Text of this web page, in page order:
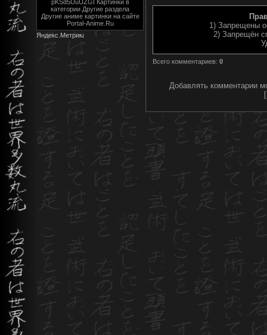
pKSd5UuUZGI Картинки в
категории Другие раздела
Другие аниме картинки на сайте
Portal-Anime.Ru
1) Запрещены
2) Запрещён
Всего комментариев: 0
Добавлять комментарии